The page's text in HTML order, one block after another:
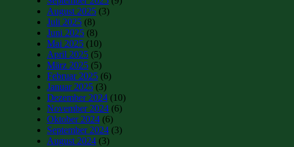
August 2025 (3)
Juli 2025 (8)
Juni 2025 (8)
Mai 2025 (10)
April 2025 (5)
März 2025 (5)
Februar 2025 (6)
Januar 2025 (3)
Dezember 2024 (10)
November 2024 (6)
Oktober 2024 (6)
September 2024 (3)
August 2024 (3)